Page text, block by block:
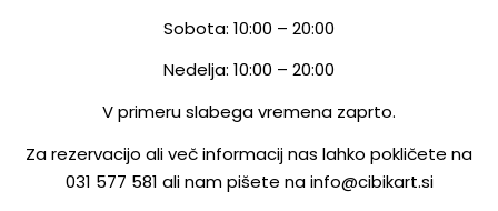
Sobota: 10:00 – 20:00
Nedelja: 10:00 – 20:00
V primeru slabega vremena zaprto.
Za rezervacijo ali več informacij nas lahko pokličete na
031 577 581 ali nam pišete na info@cibikart.si